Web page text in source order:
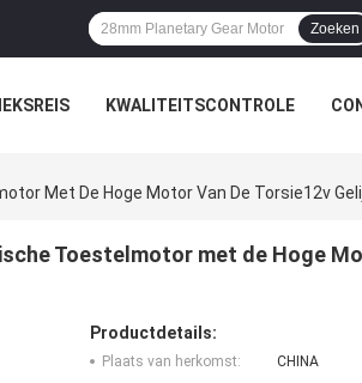
Zoeken
KWALITEITSCONTROLE
Met De Hoge Motor Van De Torsie12v
Toestelmotor met de Hoge
Productdetails:
Plaats van herkomst:
CHINA